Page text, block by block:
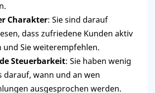
Charakter: Sie sind darauf
dass zufriedene Kunden aktiv
und Sie weiterempfehlen.
Steuerbarkeit: Sie haben wenig
darauf, wann und an wen
ausgesprochen werden.